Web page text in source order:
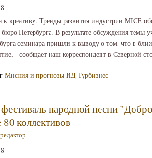
креативу. Тренды развития индустрии MICE
Петербурга. В результате обсуждения темы
семинара пришли к выводу о том, что в
- сообщает наш корреспондент в Северной
Мнения и прогнозы ИД Турбизнес
народной песни
коллективов
редактор